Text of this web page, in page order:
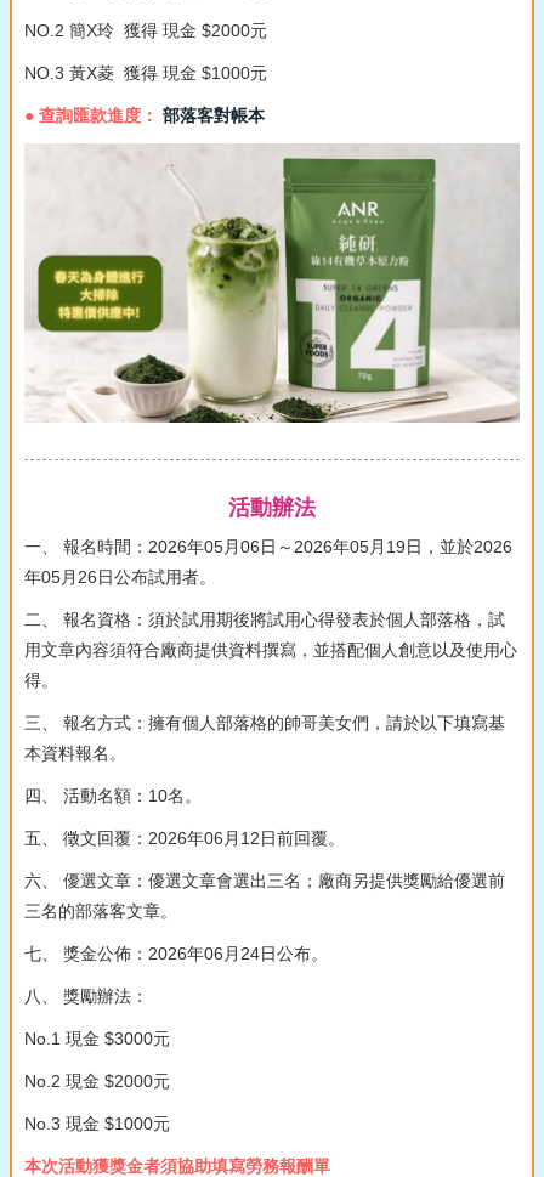
NO.2 簡X玲 獲得 現金 $2000元
NO.3 黃X菱 獲得 現金 $1000元
● 查詢匯款進度： 部落客對帳本
活動辦法
一、 報名時間：2026年05月06日～2026年05月19日，並於2026
年05月26日公布試用者。
二、 報名資格：須於試用期後將試用心得發表於個人部落格，試
用文章內容須符合廠商提供資料撰寫，並搭配個人創意以及使用心
得。
三、 報名方式：擁有個人部落格的帥哥美女們，請於以下填寫基
本資料報名。
四、 活動名額：10名。
五、 徵文回覆：2026年06月12日前回覆。
六、 優選文章：優選文章會選出三名；廠商另提供獎勵給優選前
三名的部落客文章。
七、 獎金公佈：2026年06月24日公布。
八、 獎勵辦法：
No.1 現金 $3000元
No.2 現金 $2000元
No.3 現金 $1000元
本次活動獲獎金者須協助填寫勞務報酬單